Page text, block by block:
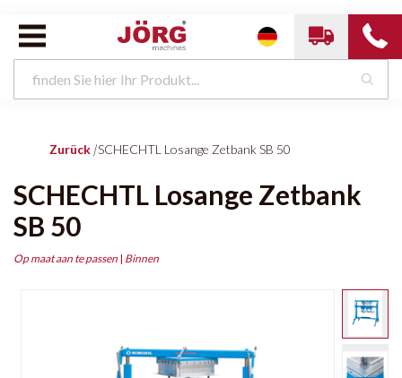
Zurück |SCHECHTL Losange Zetbank SB 50
SCHECHTL Losange Zetbank
SB 50
Op maat aan te passen | Binnen